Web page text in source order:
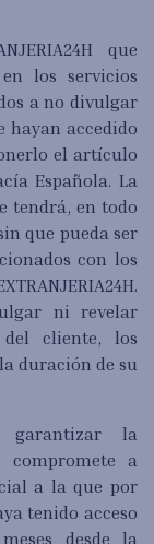
que
los servicios
a no divulgar
accedido
el artículo
Española. La
tendrá, en todo
que pueda ser
con los
ni revelar
cliente, los
duración de su
la
compromete a
a la que por
tenido acceso
desde la